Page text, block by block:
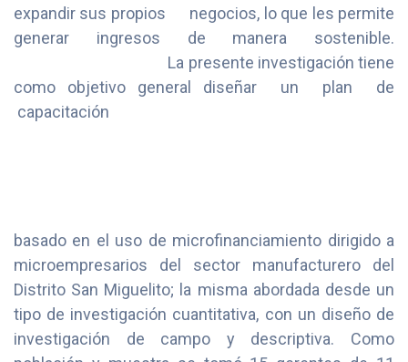
expandir sus propios negocios, lo que les permite
generar ingresos de manera sostenible.
La presente investigación tiene
como objetivo general diseñar un plan de
capacitación
basado en el uso de microfinanciamiento dirigido a
microempresarios del sector manufacturero del
Distrito San Miguelito; la misma abordada desde un
tipo de investigación cuantitativa, con un diseño de
investigación de campo y descriptiva. Como